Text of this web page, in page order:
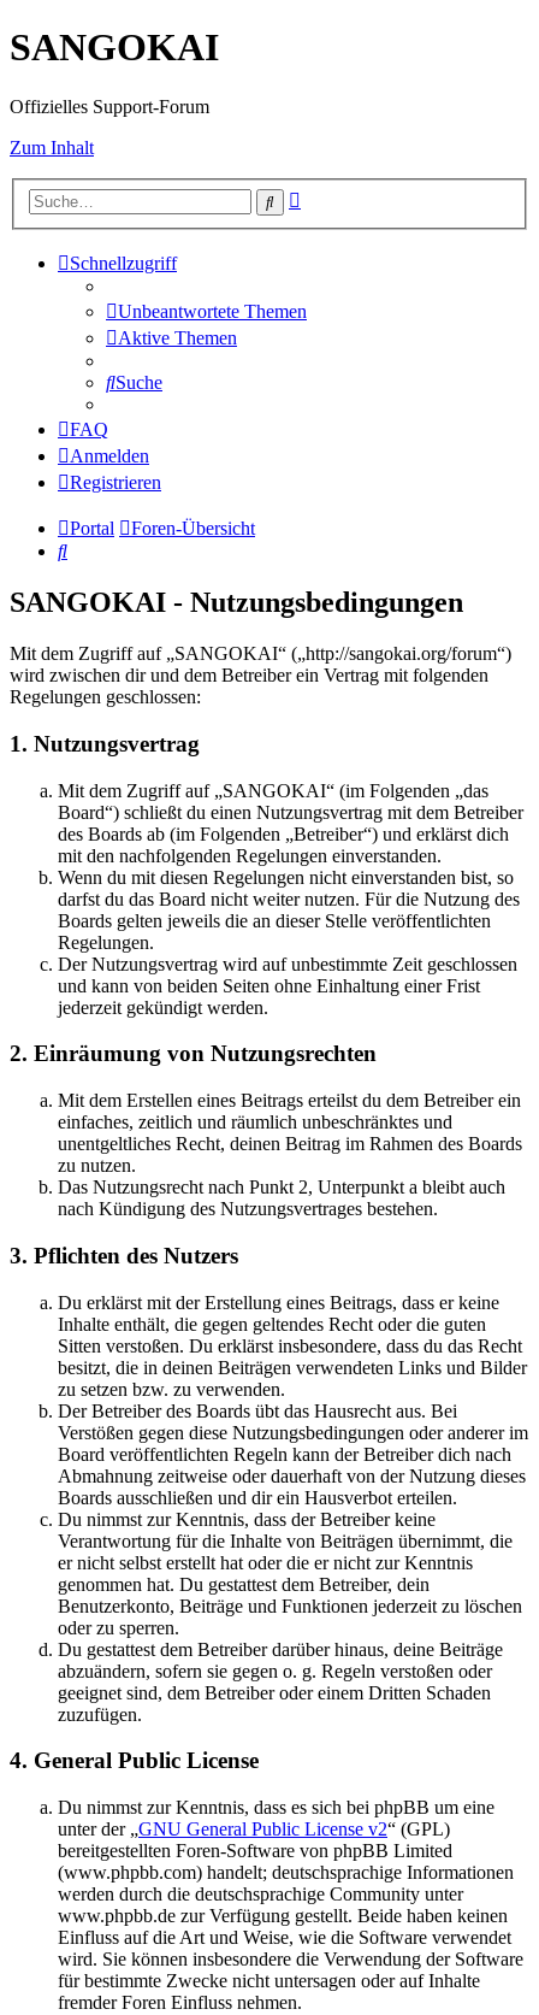
SANGOKAI
Offizielles Support-Forum
Zum Inhalt
Suche
Schnellzugriff
Unbeantwortete Themen
Aktive Themen
Suche
FAQ
Anmelden
Registrieren
Portal
Foren-Übersicht
Suche
SANGOKAI - Nutzungsbedingungen
Mit dem Zugriff auf „SANGOKAI“ („http://sangokai.org/forum“)
wird zwischen dir und dem Betreiber ein Vertrag mit folgenden
Regelungen geschlossen:
1. Nutzungsvertrag
Mit dem Zugriff auf „SANGOKAI“ (im Folgenden „das
Board“) schließt du einen Nutzungsvertrag mit dem Betreiber
des Boards ab (im Folgenden „Betreiber“) und erklärst dich
mit den nachfolgenden Regelungen einverstanden.
Wenn du mit diesen Regelungen nicht einverstanden bist, so
darfst du das Board nicht weiter nutzen. Für die Nutzung des
Boards gelten jeweils die an dieser Stelle veröffentlichten
Regelungen.
Der Nutzungsvertrag wird auf unbestimmte Zeit geschlossen
und kann von beiden Seiten ohne Einhaltung einer Frist
jederzeit gekündigt werden.
2. Einräumung von Nutzungsrechten
Mit dem Erstellen eines Beitrags erteilst du dem Betreiber ein
einfaches, zeitlich und räumlich unbeschränktes und
unentgeltliches Recht, deinen Beitrag im Rahmen des Boards
zu nutzen.
Das Nutzungsrecht nach Punkt 2, Unterpunkt a bleibt auch
nach Kündigung des Nutzungsvertrages bestehen.
3. Pflichten des Nutzers
Du erklärst mit der Erstellung eines Beitrags, dass er keine
Inhalte enthält, die gegen geltendes Recht oder die guten
Sitten verstoßen. Du erklärst insbesondere, dass du das Recht
besitzt, die in deinen Beiträgen verwendeten Links und Bilder
zu setzen bzw. zu verwenden.
Der Betreiber des Boards übt das Hausrecht aus. Bei
Verstößen gegen diese Nutzungsbedingungen oder anderer im
Board veröffentlichten Regeln kann der Betreiber dich nach
Abmahnung zeitweise oder dauerhaft von der Nutzung dieses
Boards ausschließen und dir ein Hausverbot erteilen.
Du nimmst zur Kenntnis, dass der Betreiber keine
Verantwortung für die Inhalte von Beiträgen übernimmt, die
er nicht selbst erstellt hat oder die er nicht zur Kenntnis
genommen hat. Du gestattest dem Betreiber, dein
Benutzerkonto, Beiträge und Funktionen jederzeit zu löschen
oder zu sperren.
Du gestattest dem Betreiber darüber hinaus, deine Beiträge
abzuändern, sofern sie gegen o. g. Regeln verstoßen oder
geeignet sind, dem Betreiber oder einem Dritten Schaden
zuzufügen.
4. General Public License
Du nimmst zur Kenntnis, dass es sich bei phpBB um eine
unter der „GNU General Public License v2“ (GPL)
bereitgestellten Foren-Software von phpBB Limited
(www.phpbb.com) handelt; deutschsprachige Informationen
werden durch die deutschsprachige Community unter
www.phpbb.de zur Verfügung gestellt. Beide haben keinen
Einfluss auf die Art und Weise, wie die Software verwendet
wird. Sie können insbesondere die Verwendung der Software
für bestimmte Zwecke nicht untersagen oder auf Inhalte
fremder Foren Einfluss nehmen.